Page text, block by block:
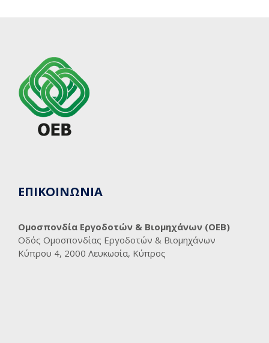
ΕΠΙΚΟΙΝΩΝΙΑ
Ομοσπονδία Εργοδοτών & Βιομηχάνων (ΟΕΒ)
Οδός Ομοσπονδίας Εργοδοτών & Βιομηχάνων
Κύπρου 4, 2000 Λευκωσία, Κύπρος